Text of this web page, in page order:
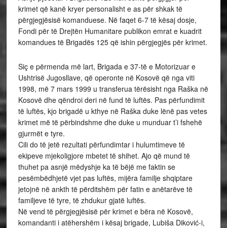
krimet që kanë kryer personalisht e as për shkak të
përgjegjësisë komanduese. Në faqet 6-7 të kësaj dosje,
Fondi për të Drejtën Humanitare publikon emrat e kuadrit
komandues të Brigadës 125 që ishin përgjegjës për krimet.
Siç e përmenda më lart, Brigada e 37-të e Motorizuar e
Ushtrisë Jugosllave, që operonte në Kosovë që nga viti
1998, më 7 mars 1999 u transferua tërësisht nga Raška në
Kosovë dhe qëndroi deri në fund të luftës. Pas përfundimit
të luftës, kjo brigadë u kthye në Raška duke lënë pas vetes
krimet më të përbindshme dhe duke u munduar t’i fshehë
gjurmët e tyre.
Cili do të jetë rezultati përfundimtar i hulumtimeve të
ekipeve mjekoligjore mbetet të shihet. Ajo që mund të
thuhet pa asnjë mëdyshje ka të bëjë me faktin se
pesëmbëdhjetë vjet pas luftës, mijëra familje shqiptare
jetojnë në ankth të përditshëm për fatin e anëtarëve të
familjeve të tyre, të zhdukur gjatë luftës.
Në vend të përgjegjësisë për krimet e bëra në Kosovë,
komandanti i atëhershëm i kësaj brigade, Lubiša Diković-i,